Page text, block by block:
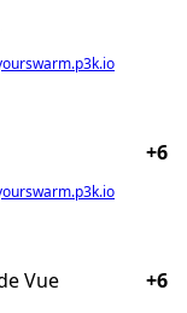
+6
+6
Vue